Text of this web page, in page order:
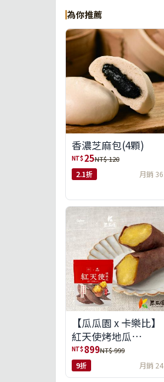
為你推薦
香濃芝麻包(4顆)
NT$ 25NT$ 120
2.1折 月銷 36
【瓜瓜園 x 卡樂比】
紅天使烤地瓜
350g*10包(免運組)
NT$ 899NT$ 999
9折 月銷 24